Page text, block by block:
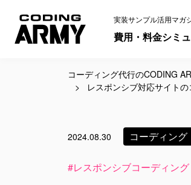
費用・料金シミ
実装サンプル活用マガ
コーディング代行のCODING
レスポンシブ対応サイト
2024.08.30 コーディング
#レスポンシブコーディング